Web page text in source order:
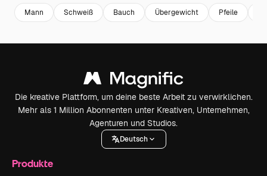
Mann Schweiß Bauch Übergewicht Pfeile
Die kreative Plattform, um deine beste Arbeit zu verwirklichen.
Mehr als 1 Million Abonnenten unter Kreativen, Unternehmen,
Agenturen und Studios.
Deutsch
Produkte